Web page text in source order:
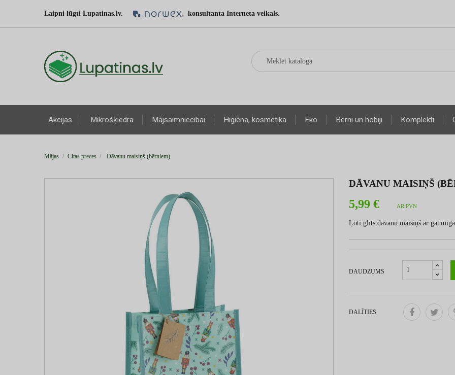
Laipni lūgti Lupatinas.lv. konsultanta Interneta veikals.
Akcijas Mikrošķiedra Mājsaimniecībai Higiēna, kosmētika Eko Bērni un hobiji Komplekti
Mājas Citas preces Dāvanu maisiņš (bērniem)
DĀVANU MAISIŅŠ
5,99 € AR PVN
Ļoti glīts dāvanu maisiņš ar
DAUDZUMS
DALĪTIES